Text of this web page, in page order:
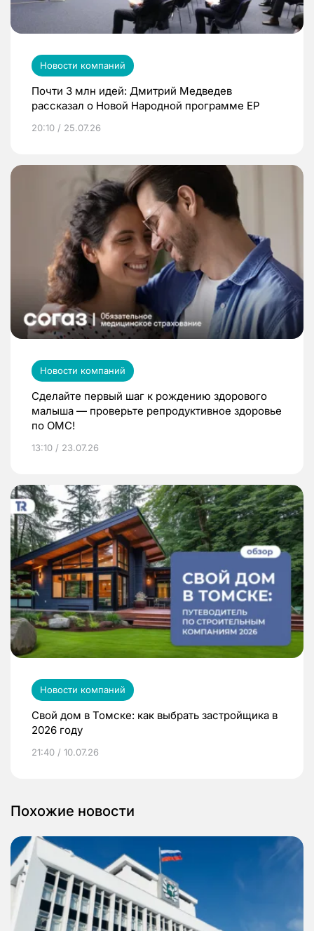
Новости компаний
Почти 3 млн идей: Дмитрий Медведев
рассказал о Новой Народной программе ЕР
20:10 / 25.07.26
Новости компаний
Сделайте первый шаг к рождению здорового
малыша — проверьте репродуктивное здоровье
по ОМС!
13:10 / 23.07.26
Новости компаний
Свой дом в Томске: как выбрать застройщика в
2026 году
21:40 / 10.07.26
Похожие новости